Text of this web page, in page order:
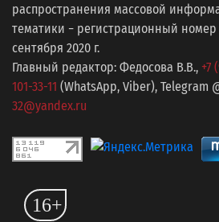
распространения массовой
тематики − регистрационный номер
сентября 2020 г.
Главный редактор: Федосова В.В., +7
101-33-11 (WhatsApp, Viber), Telegram
32@yandex.ru
16+